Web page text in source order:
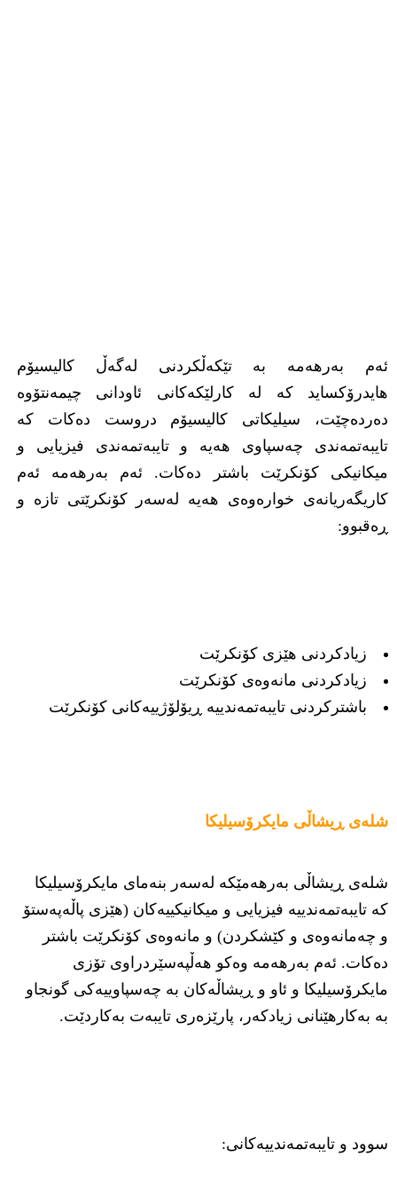
ئەم بەرهەمە بە تێکەڵکردنی لەگەڵ کالیسیۆم
هایدرۆکساید کە لە کارلێکەکانی ئاودانی چیمەنتۆوە
دەردەچێت، سیلیکاتی کالیسیۆم دروست دەکات کە
تایبەتمەندی چەسپاوی هەیە و تایبەتمەندی فیزیایی و
میکانیکی کۆنکرێت باشتر دەکات. ئەم بەرهەمە ئەم
کاریگەریانەی خوارەوەی هەیە لەسەر کۆنکرێتی تازە و
ڕەقبوو:
زیادکردنی هێزی کۆنکرێت
زیادکردنی مانەوەی کۆنکرێت
باشترکردنی تایبەتمەندییە ڕیۆلۆژییەکانی کۆنکرێت
شلەی ڕیشاڵی مایکرۆسیلیکا
شلەی ڕیشاڵی بەرهەمێکە لەسەر بنەمای مایکرۆسیلیکا
کە تایبەتمەندییە فیزیایی و میکانیکییەکان (هێزی پاڵەپەستۆ
و چەمانەوەی و کێشکردن) و مانەوەی کۆنکرێت باشتر
دەکات. ئەم بەرهەمە وەکو هەڵپەسێردراوی تۆزی
مایکرۆسیلیکا و ئاو و ڕیشاڵەکان بە چەسپاوییەکی گونجاو
بە بەکارهێنانی زیادکەر، پارێزەری تایبەت بەکاردێت.
سوود و تایبەتمەندییەکانی: